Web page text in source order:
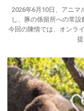
2026年6月10日、アニマ
し、豚の係留所への常設
今回の陳情では、オンラ